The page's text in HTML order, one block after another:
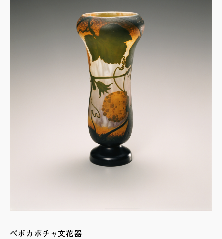
ペポカボチャ文花器